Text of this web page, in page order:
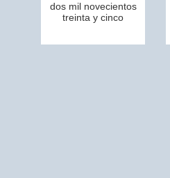
dos mil novecientos
treinta y cinco